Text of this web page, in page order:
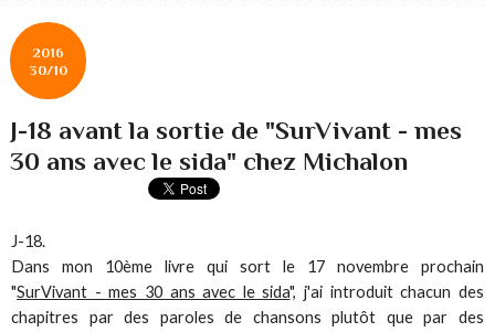
2016
30/10
J-18 avant la sortie de "SurVivant - mes
30 ans avec le sida" chez Michalon
J-18.
Dans mon 10ème livre qui sort le 17 novembre prochain
"SurVivant - mes 30 ans avec le sida", j'ai introduit chacun des
chapitres par des paroles de chansons plutôt que par des